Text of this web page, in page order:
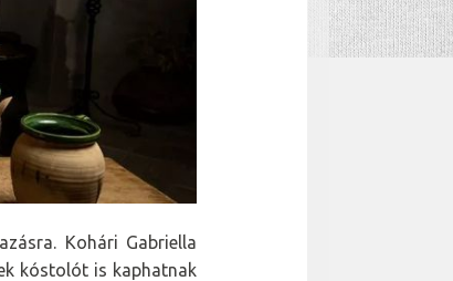
Kohári Gabriella
kóstolót is kaphatnak